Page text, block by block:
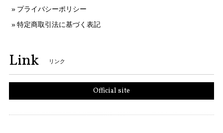
プライバシーポリシー
特定商取引法に基づく表記
Link リンク
Official site